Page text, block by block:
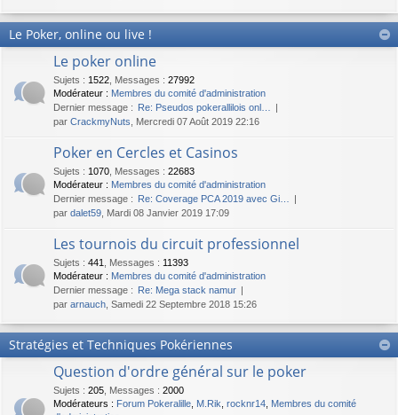
Le Poker, online ou live !
Le poker online
Sujets : 1522 Messages : 27992
Modérateur : Membres du comité d'administration
Dernier message : Re: Pseudos pokerallilois onl…
par CrackmyNuts , Mercredi 07 Août 2019 22:16
Poker en Cercles et Casinos
Sujets : 1070 Messages : 22683
Modérateur : Membres du comité d'administration
Dernier message : Re: Coverage PCA 2019 avec Gi…
par dalet59 , Mardi 08 Janvier 2019 17:09
Les tournois du circuit professionnel
Sujets : 441 Messages : 11393
Modérateur : Membres du comité d'administration
Dernier message : Re: Mega stack namur
par arnauch , Samedi 22 Septembre 2018 15:26
Stratégies et Techniques Pokériennes
Question d'ordre général sur le poker
Sujets : 205 Messages : 2000
Modérateurs : Forum Pokeralille M.Rik rocknr14 Membres du comité